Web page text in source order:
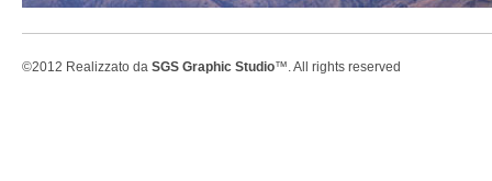
©2012 Realizzato da SGS Graphic Studio™. All rights reserved